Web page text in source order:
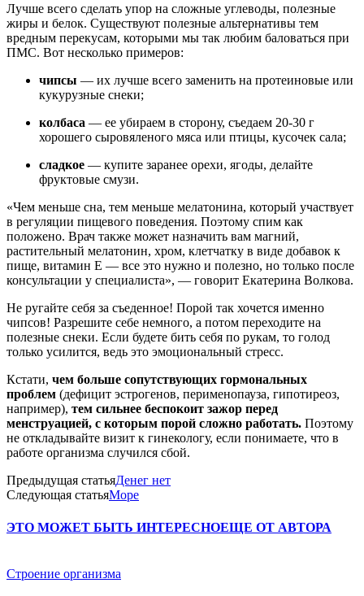
Лучше всего сделать упор на сложные углеводы, полезные
жиры и белок. Существуют полезные альтернативы тем
вредным перекусам, которыми мы так любим баловаться при
ПМС. Вот несколько примеров:
чипсы — их лучше всего заменить на протеиновые или
кукурузные снеки;
колбаса — ее убираем в сторону, съедаем 20-30 г
хорошего сыровяленого мяса или птицы, кусочек сала;
сладкое — купите заранее орехи, ягоды, делайте
фруктовые смузи.
«Чем меньше сна, тем меньше мелатонина, который участвует
в регуляции пищевого поведения. Поэтому спим как
положено. Врач также может назначить вам магний,
растительный мелатонин, хром, клетчатку в виде добавок к
пище, витамин Е — все это нужно и полезно, но только после
консультации у специалиста», — говорит Екатерина Волкова.
Не ругайте себя за съеденное! Порой так хочется именно
чипсов! Разрешите себе немного, а потом переходите на
полезные снеки. Если будете бить себя по рукам, то голод
только усилится, ведь это эмоциональный стресс.
Кстати, чем больше сопутствующих гормональных
проблем (дефицит эстрогенов, перименопауза, гипотиреоз,
например), тем сильнее беспокоит зажор перед
менструацией, с которым порой сложно работать. Поэтому
не откладывайте визит к гинекологу, если понимаете, что в
работе организма случился сбой.
Предыдущая статьяДенег нет
Следующая статьяМоре
ЭТО МОЖЕТ БЫТЬ ИНТЕРЕСНОЕЩЕ ОТ АВТОРА
Строение организма